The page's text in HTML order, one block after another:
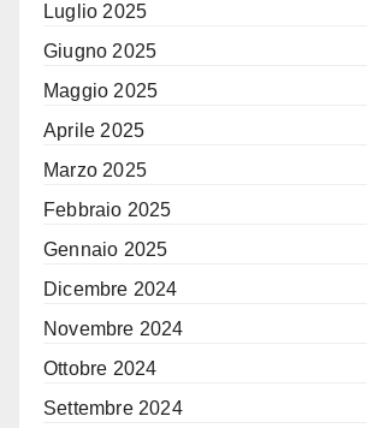
Luglio 2025
Giugno 2025
Maggio 2025
Aprile 2025
Marzo 2025
Febbraio 2025
Gennaio 2025
Dicembre 2024
Novembre 2024
Ottobre 2024
Settembre 2024